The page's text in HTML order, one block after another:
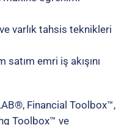
varlık tahsis teknikleri
satım emri iş akışını
, Financial Toolbox™,
Toolbox™ ve